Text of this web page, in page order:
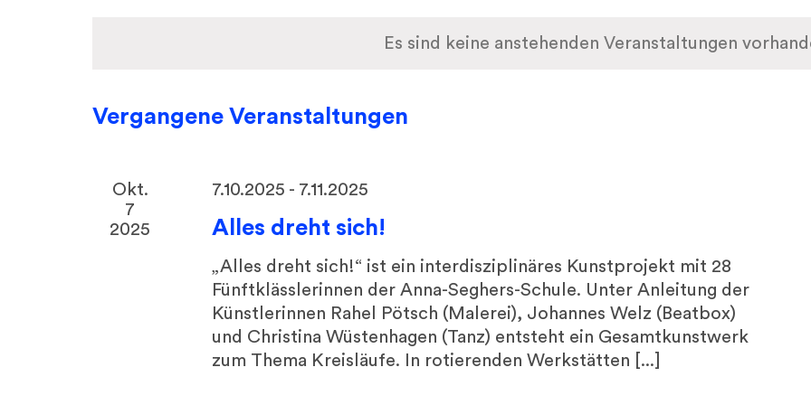
Es sind keine anstehenden Veranstaltungen
wählen.
Vergangene Veranstaltungen
Okt.
7
2025
7.10.2025 - 7.11.2025
Alles dreht sich!
„Alles dreht sich!“ ist ein interdisziplinäres Kunstprojekt mit 28
Fünftklässlerinnen der Anna-Seghers-Schule. Unter Anleitung der
Künstlerinnen Rahel Pötsch (Malerei), Johannes Welz (Beatbox)
und Christina Wüstenhagen (Tanz) entsteht ein Gesamtkunstwerk
zum Thema Kreisläufe. In rotierenden Werkstätten [...]